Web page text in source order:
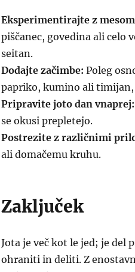
Eksperimentirajte z
piščanec, govedina ali celo
seitan.
Dodajte začimbe: Poleg
papriko, kumino ali timijan,
Pripravite joto dan vnaprej:
se okusi prepletejo.
Postrezite z različnimi
ali domačemu kruhu.
Zaključek
Jota je več kot le jed; je
ohraniti in deliti. Z